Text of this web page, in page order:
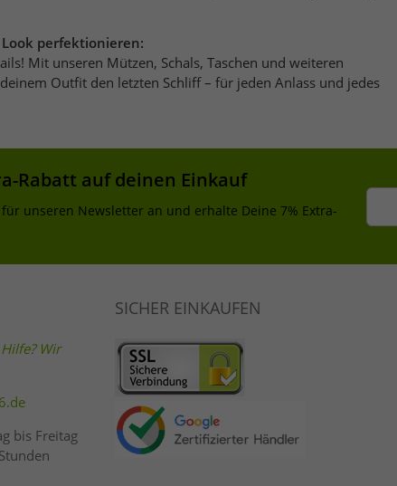
perfektionieren:
Mit unseren Mützen, Schals, Taschen und weiteren
Outfit den letzten Schliff – für jeden Anlass und jedes
Rabatt auf deinen Einkauf
unseren Newsletter an und erhalte Deine 7% Extra-
Wir
bis Freitag
SICHER EINKAUFEN